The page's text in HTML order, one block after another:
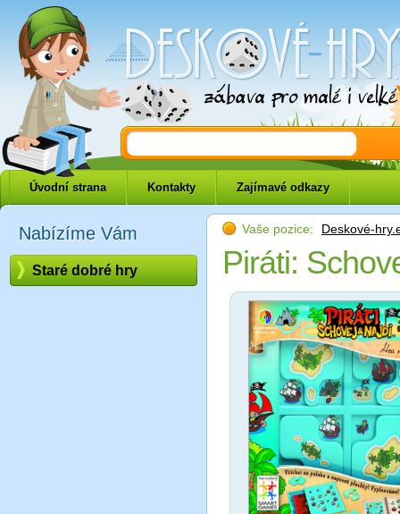
Deskové-hry.eu
Úvodní strana Kontakty Zajímavé odkazy
Nabízíme Vám
Staré dobré hry
Vaše pozice: Deskové-
Piráti: